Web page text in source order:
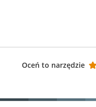
Oceń to narzędzie